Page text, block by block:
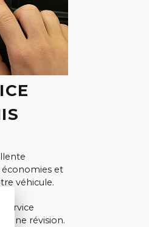
économies et
véhicule.
une révision.